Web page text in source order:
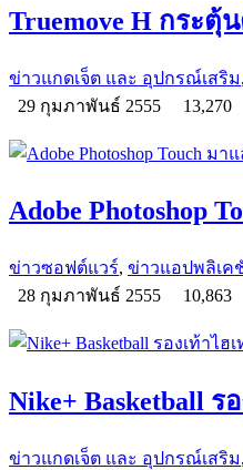
Truemove H กระตุ้
ข่าวแกดเจ็ต และ อุปกรณ์เสริม,
29 กุมภาพันธ์ 2555
13,270
Adobe Photoshop
ข่าวซอฟต์แวร์, ข่าวแอปพลิเค
28 กุมภาพันธ์ 2555
10,863
Nike+ Basketball
ข่าวแกดเจ็ต และ อุปกรณ์เสริม,